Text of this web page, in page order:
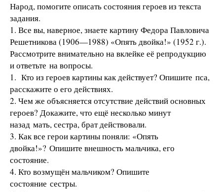
Народ, помогите описать состояния героев из текста
задания.
1. Все вы, наверное, знаете картину Федора Павловича
Решетникова (1906—1988) «Опять двойка!» (1952 г.).
Рассмотрите внимательно на вклейке её репродукцию
и ответьте на вопросы.
1. Кто из героев картины как действует? Опишите пса,
расскажите о его действиях.
2. Чем же объясняется отсутствие действий основных
героев? Докажите, что ещё несколько минут
назад мать, сестра, брат действовали.
3. Как все герои картины поняли: «Опять
двойка!»? Опишите внешность мальчика, его
состояние.
4. Кто возмущён мальчиком? Опишите
состояние сестры.